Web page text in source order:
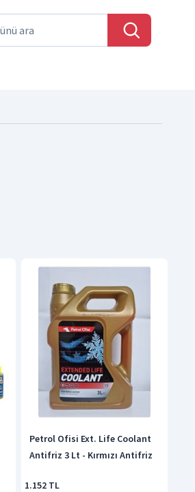
Petrol Ofisi Ext. Life Coolant
Antifriz 3 Lt - Kırmızı Antifriz
1.152 TL